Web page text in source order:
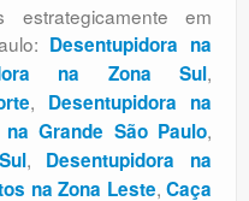
estrategicamente em
Desentupidora na
na Zona Sul,
, Desentupidora na
na Grande São Paulo,
, Desentupidora na
na Zona Leste,Caça